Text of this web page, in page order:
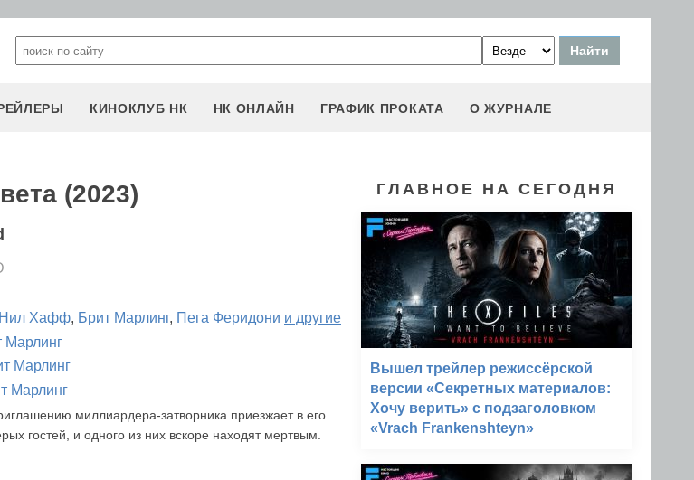
КИНОКЛУБ НК НК ОНЛАЙН ГРАФИК ПРОКАТА О ЖУРНАЛЕ
(2023)
Нил Хафф, Брит Марлинг, Пега Феридони и другие
Марлинг
Марлинг
Марлинг
миллиардера-затворника приезжает в его
гостей, и одного из них вскоре находят мертвым.
ГЛАВНОЕ НА СЕГОДНЯ
Вышел трейлер режиссёрской
версии «Секретных материалов:
Хочу верить» с подзаголовком
«Vrach Frankenshteyn»